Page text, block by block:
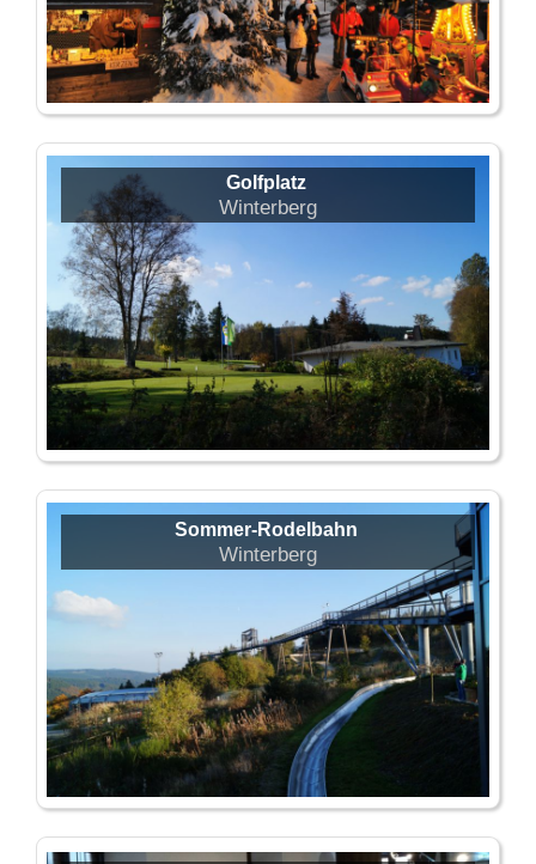
Golfplatz
Winterberg
Sommer-Rodelbahn
Winterberg